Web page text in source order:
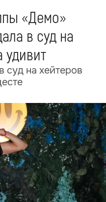
«Демо»
в суд на
удивит
суд на хейтеров